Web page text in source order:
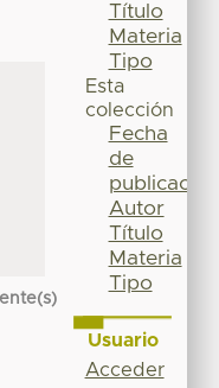
Título
Materia
Tipo
Esta
colección
Fecha
de
publicación
Autor
Título
Materia
Tipo
Usuario
Acceder